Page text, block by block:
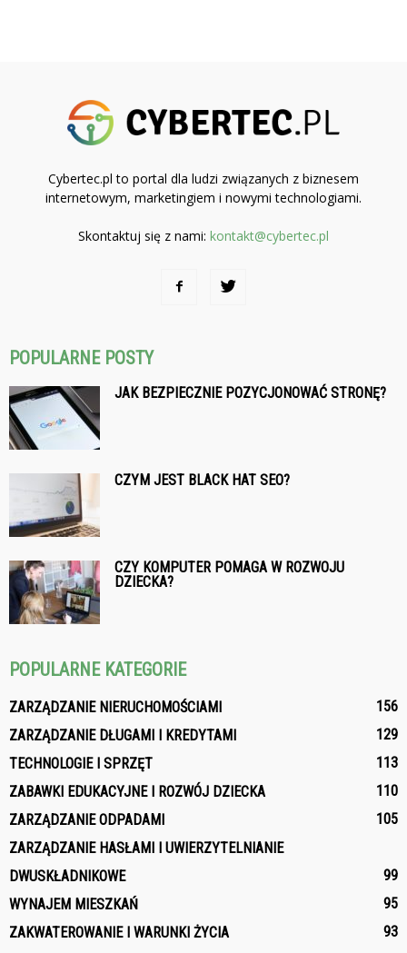
Cybertec.pl to portal dla ludzi związanych z biznesem
internetowym, marketingiem i nowymi technologiami.
Skontaktuj się z nami: kontakt@cybertec.pl
POPULARNE POSTY
JAK BEZPIECZNIE POZYCJONOWAĆ STRONĘ?
CZYM JEST BLACK HAT SEO?
CZY KOMPUTER POMAGA W ROZWOJU
DZIECKA?
POPULARNE KATEGORIE
ZARZĄDZANIE NIERUCHOMOŚCIAMI
156
ZARZĄDZANIE DŁUGAMI I KREDYTAMI
129
TECHNOLOGIE I SPRZĘT
113
ZABAWKI EDUKACYJNE I ROZWÓJ DZIECKA
110
ZARZĄDZANIE ODPADAMI
105
ZARZĄDZANIE HASŁAMI I UWIERZYTELNIANIE
DWUSKŁADNIKOWE
99
WYNAJEM MIESZKAŃ
95
ZAKWATEROWANIE I WARUNKI ŻYCIA
93